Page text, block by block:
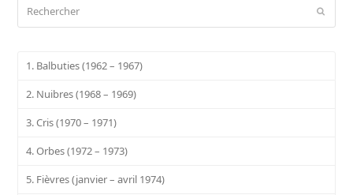
1. Balbuties (1962 – 1967)
2. Nuibres (1968 – 1969)
3. Cris (1970 – 1971)
4. Orbes (1972 – 1973)
5. Fièvres (janvier – avril 1974)